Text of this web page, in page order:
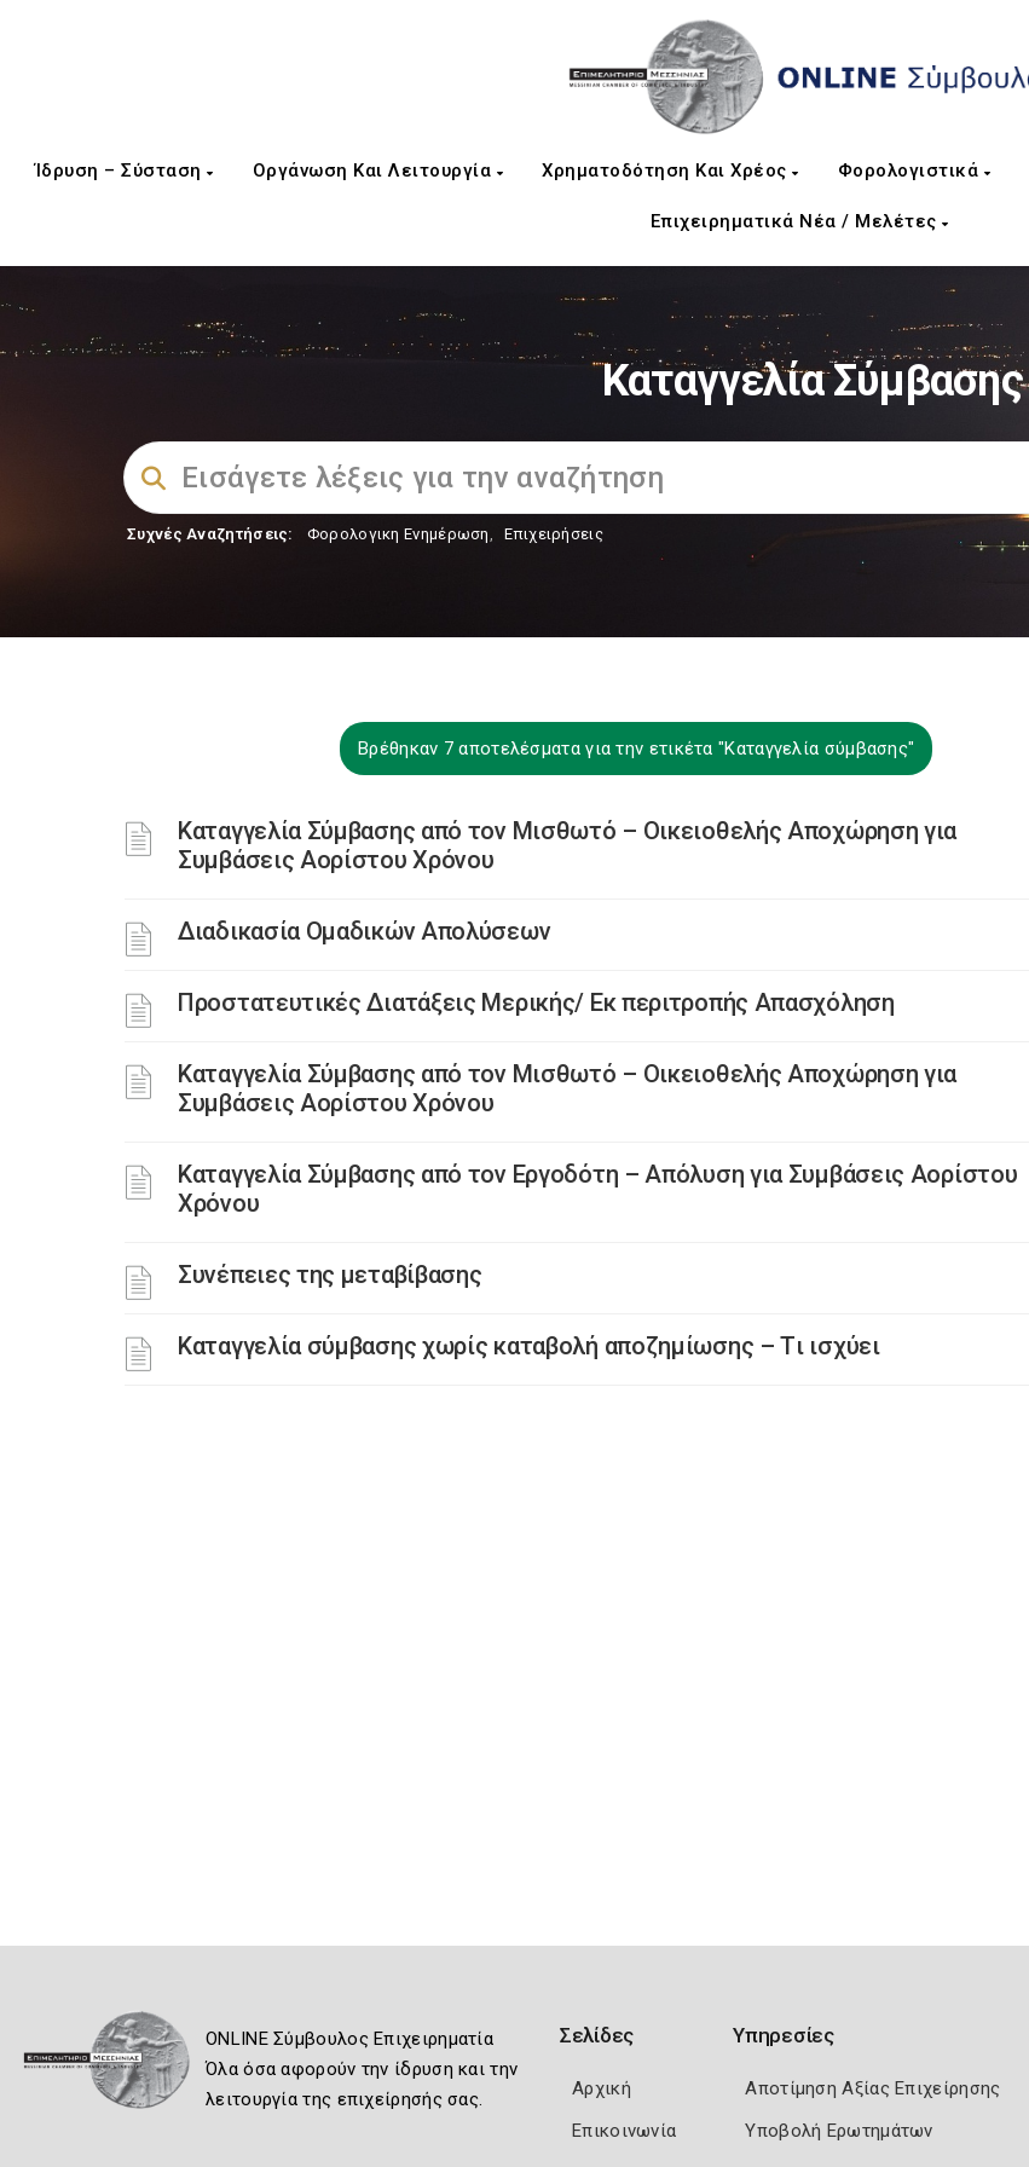
Ίδρυση – Σύσταση Οργάνωση Και Λειτουργία Χρηματοδότηση Και Χρέος Φορολογιστικά
Επιχειρηματικά Νέα / Μελέτες
Καταγγελία Σύμβασης
Συχνές Αναζητήσεις: Φορολογικη Ενημέρωση, Επιχειρήσεις
Βρέθηκαν 7 αποτελέσματα για την ετικέτα "Καταγγελία σύμβασης"
Καταγγελία Σύμβασης από τον Μισθωτό – Οικειοθελής Αποχώρηση για
Συμβάσεις Αορίστου Χρόνου
Διαδικασία Oμαδικών Aπολύσεων
Προστατευτικές Διατάξεις Μερικής/ Εκ περιτροπής Απασχόληση
Καταγγελία Σύμβασης από τον Μισθωτό – Οικειοθελής Αποχώρηση για
Συμβάσεις Αορίστου Χρόνου
Καταγγελία Σύμβασης από τον Εργοδότη – Απόλυση για Συμβάσεις Αορίστου
Χρόνου
Συνέπειες της μεταβίβασης
Καταγγελία σύμβασης χωρίς καταβολή αποζημίωσης – Tι ισχύει
ONLINE Σύμβουλος Επιχειρηματία
Όλα όσα αφορούν την ίδρυση και την
λειτουργία της επιχείρησής σας.
Σελίδες
Αρχική
Επικοινωνία
Υπηρεσίες
Αποτίμηση Αξίας Επιχείρησης
Υποβολή Ερωτημάτων